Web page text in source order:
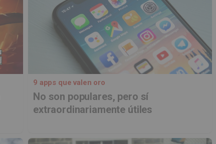
9 apps que valen oro
No son populares, pero sí
extraordinariamente útiles